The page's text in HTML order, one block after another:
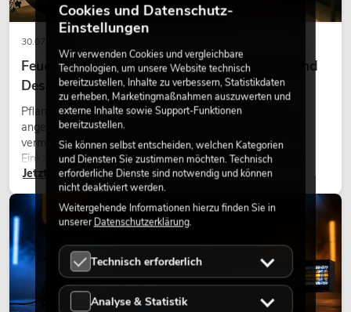
30.07.2026
Feuerhemmende Kunstpflanzen: Sicherheit und
Design perfekt kombiniert
Pflanzen machen Räume lebendig. Sie schaffen eine
angenehme Atmosphäre, verbessern das Ambiente und
vermitteln Natürlichkeit. Ob in Hotels, Restaurants,
Einkaufszentren, Bürogebäuden oder auf Messeständen:
eine hochwertige Begrünung gehört heute längst zum
modernen Raumkonzept.
Jetzt lesen
LICHT
Cookies und Datenschutz-
Einstellungen
Wir verwenden Cookies und vergleichbare
Technologien, um unsere Website technisch
bereitzustellen, Inhalte zu verbessern, Statistikdaten
zu erheben, Marketingmaßnahmen auszuwerten und
externe Inhalte sowie Support-Funktionen
bereitzustellen.
Sie können selbst entscheiden, welchen Kategorien
und Diensten Sie zustimmen möchten. Technisch
erforderliche Dienste sind notwendig und können
nicht deaktiviert werden.
Weitergehende Informationen hierzu finden Sie in
unsererDatenschutzerklärung.
Technisch erforderlich
Analyse & Statistik